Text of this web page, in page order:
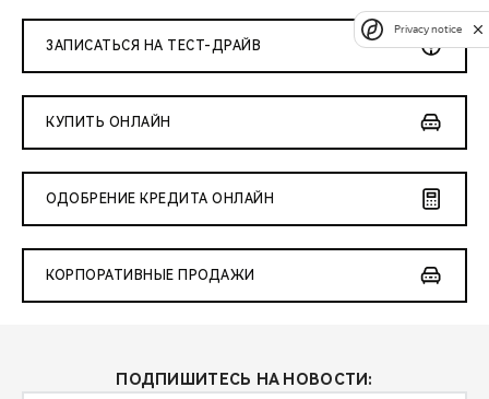
ЗАПИСАТЬСЯ НА ТЕСТ-ДРАЙВ
КУПИТЬ ОНЛАЙН
ОДОБРЕНИЕ КРЕДИТА ОНЛАЙН
КОРПОРАТИВНЫЕ ПРОДАЖИ
ПОДПИШИТЕСЬ НА НОВОСТИ:
Privacy notice